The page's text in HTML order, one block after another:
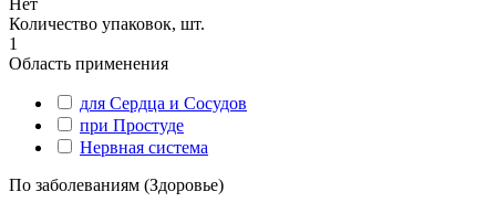
Количество упаковок, шт.
1
Область применения
для Сердца и Сосудов
при Простуде
Нервная система
По заболеваниям (Здоровье)